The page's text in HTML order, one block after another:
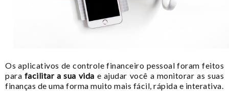
Os aplicativos de controle financeiro pessoal foram feitos
para facilitar a sua vida e ajudar você a monitorar as suas
finanças de uma forma muito mais fácil, rápida e interativa.